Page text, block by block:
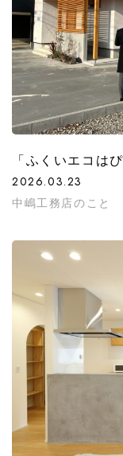
「ふくいエコは
2026.03.23
中嶋工務店のこと